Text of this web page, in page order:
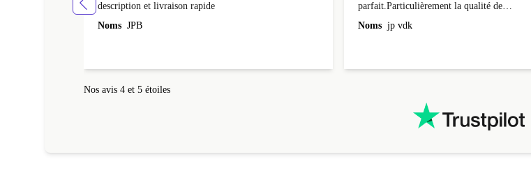
description et livraison rapide
Noms JPB
parfait.Particulièrement la qualité de
l'emballage.Matériel impeccable.Rien à
bien!.Egalement le délai de livraison qui
Noms jp vdk
Nos avis 4 et 5 étoiles